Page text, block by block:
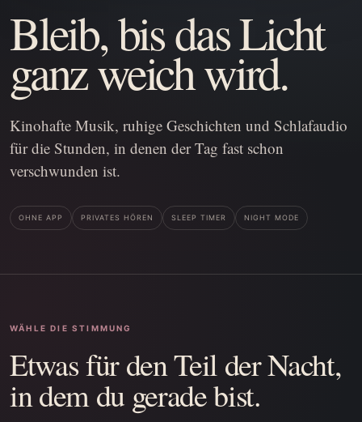
Bleib, bis das Licht
ganz weich wird.
Kinohafte Musik, ruhige Geschichten und Schlafaudio
für die Stunden, in denen der Tag fast schon
verschwunden ist.
OHNE APP PRIVATES HÖREN SLEEP TIMER NIGHT MODE
WÄHLE DIE STIMMUNG
Etwas für den Teil der Nacht,
in dem du gerade bist.